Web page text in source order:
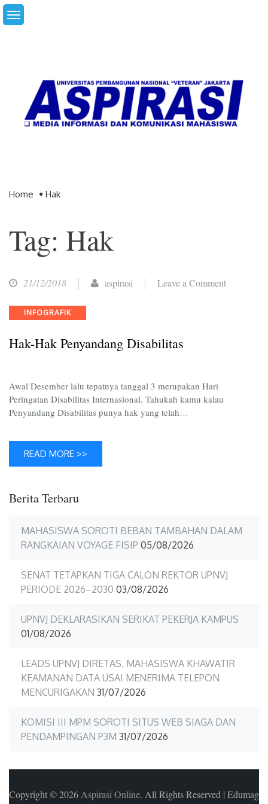
Skip
to
Home Hak
Tag: Hak
21/12/2018 aspirasi Leave a Commenton
Categories
INFOGRAFIK
Hak-Hak Penyandang Disabilitas
Awal Desember lalu tepatnya tanggal 3 merupakan Hari
Peringatan Disabilitas Internasional. Tahukah kamu kalau
Penyandang Disabilitas punya hak yang telah…
READ MORE >>
Berita Terbaru
MAHASISWA SOROTI BEBAN TAMBAHAN DALAM
RANGKAIAN VOYAGE FISIP 05/08/2026
SENAT TETAPKAN TIGA CALON REKTOR UPNVJ
PERIODE 2026–2030 03/08/2026
UPNVJ DEKLARASIKAN SERIKAT PEKERJA KAMPUS
01/08/2026
LEADS UPNVJ DIRETAS, MAHASISWA KHAWATIR
KEAMANAN DATA USAI MENERIMA TELEPON
MENCURIGAKAN 31/07/2026
KOMISI III MPM SOROTI SITUS WEB SIAGA DAN
PENDAMPINGAN P3M 31/07/2026
Copyright © 2026Aspirasi Online. All Rights Reserved | Edumag